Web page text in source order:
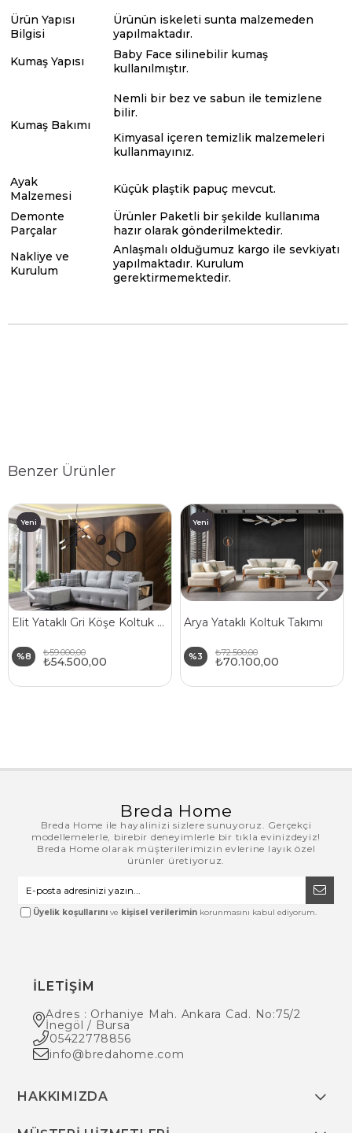
Ürün Yapısı
Bilgisi
Ürünün iskeleti sunta malzemeden
yapılmaktadır.
Kumaş Yapısı
Baby Face silinebilir kumaş
kullanılmıştır.
Kumaş Bakımı
Nemli bir bez ve sabun ile temizlene
bilir.
Kimyasal içeren temizlik malzemeleri
kullanmayınız.
Ayak
Malzemesi
Küçük plaştik papuç mevcut.
Demonte
Parçalar
Ürünler Paketli bir şekilde kullanıma
hazır olarak gönderilmektedir.
Nakliye ve
Kurulum
Anlaşmalı olduğumuz kargo ile sevkiyatı
yapılmaktadır. Kurulum
gerektirmemektedir.
Benzer Ürünler
Elit Yataklı Gri Köşe Koltuk Takımı
%8 ₺54.500,00
₺59.000,00
Yeni
Ürün
Arya Yataklı Koltuk Takımı
%3 ₺70.100,00
₺72.500,00
Yeni
Ürün
Breda Home
Breda Home ile hayalinizi sizlere sunuyoruz. Gerçekçi
modellemelerle, birebir deneyimlerle bir tıkla evinizdeyiz!
Breda Home olarak müşterilerimizin evlerine layık özel
ürünler üretiyoruz.
Üyelik koşullarını ve kişisel verilerimin korunmasını kabul ediyorum.
İLETİŞİM
Adres : Orhaniye Mah. Ankara Cad. No:75/2
İnegöl / Bursa
05422778856
info@bredahome.com
HAKKIMIZDA